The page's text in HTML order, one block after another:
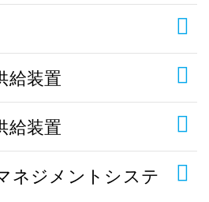
給装置
給装置
ネジメントシステ